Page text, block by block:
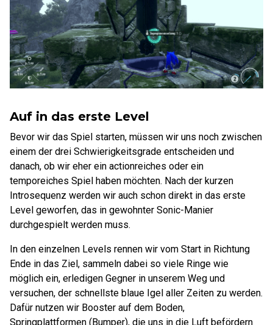
Auf in das erste Level
Bevor wir das Spiel starten, müssen wir uns noch zwischen
einem der drei Schwierigkeitsgrade entscheiden und
danach, ob wir eher ein actionreiches oder ein
temporeiches Spiel haben möchten. Nach der kurzen
Introsequenz werden wir auch schon direkt in das erste
Level geworfen, das in gewohnter Sonic-Manier
durchgespielt werden muss.
In den einzelnen Levels rennen wir vom Start in Richtung
Ende in das Ziel, sammeln dabei so viele Ringe wie
möglich ein, erledigen Gegner in unserem Weg und
versuchen, der schnellste blaue Igel aller Zeiten zu werden.
Dafür nutzen wir Booster auf dem Boden,
Springplattformen (Bumper), die uns in die Luft befördern